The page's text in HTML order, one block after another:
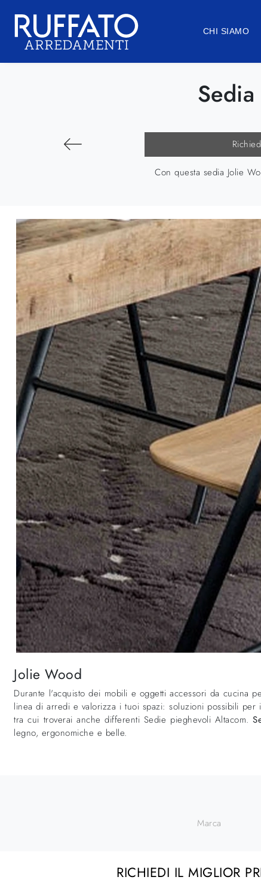
CHI SIAMO
Con questa sedia Jolie
Jolie Wood
Durante l'acquisto dei mobili e oggetti accessori da cucina
linea di arredi e valorizza i tuoi spazi: soluzioni possibili per
tra cui troverai anche differenti Sedie pieghevoli Altacom.
legno, ergonomiche e belle.
Marca
RICHIEDI IL MIGLIOR